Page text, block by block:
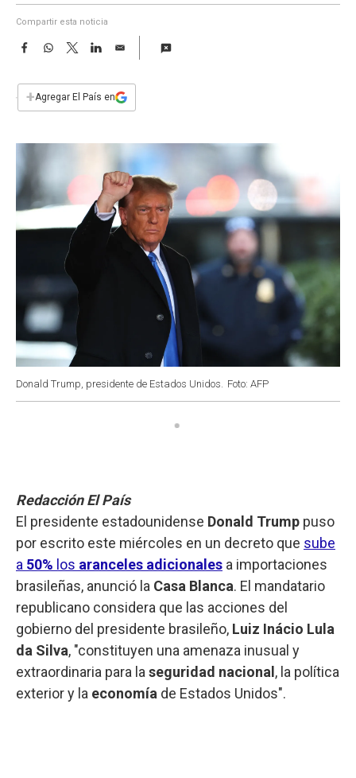
Compartir esta noticia
F
e
b
W
s
T
w
t
L
E
i
l
+Agregar El País en
Donald Trump, presidente de Estados Unidos. Foto: AFP
Redacción El País
El presidente estadounidense Donald Trump puso
por escrito este miércoles en un decreto que sube
a 50% los aranceles adicionales a importaciones
brasileñas, anunció la Casa Blanca. El mandatario
republicano considera que las acciones del
gobierno del presidente brasileño, Luiz Inácio Lula
da Silva, "constituyen una amenaza inusual y
extraordinaria para la seguridad nacional , la política
exterior y la economía de Estados Unidos".